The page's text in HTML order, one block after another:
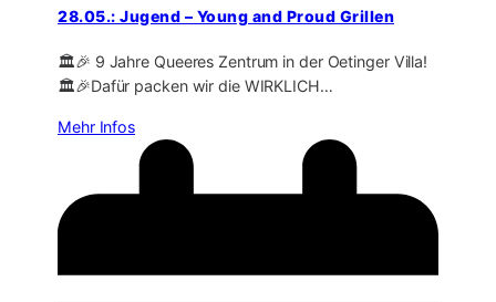
28.05.: Jugend – Young and Proud Grillen
🏛️🎉 9 Jahre Queeres Zentrum in der Oetinger Villa!
🏛️🎉Dafür packen wir die WIRKLICH…
Mehr Infos